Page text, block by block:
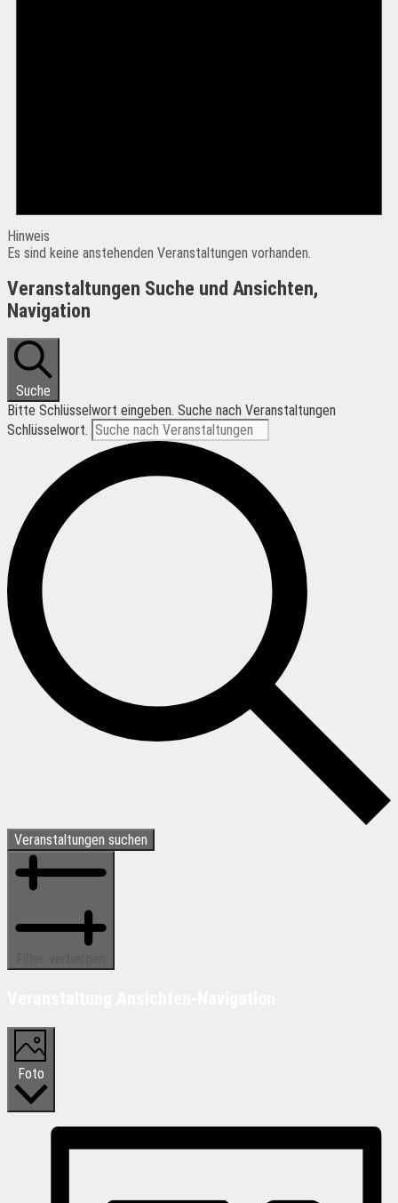
Hinweis
Es sind keine anstehenden Veranstaltungen vorhanden.
Veranstaltungen Suche und Ansichten,
Navigation
Suche
Bitte Schlüsselwort eingeben. Suche nach Veranstaltungen
Schlüsselwort.
Veranstaltungen suchen
Foto